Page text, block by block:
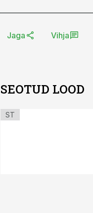
Jaga Vihja
SEOTUD LOOD
ST